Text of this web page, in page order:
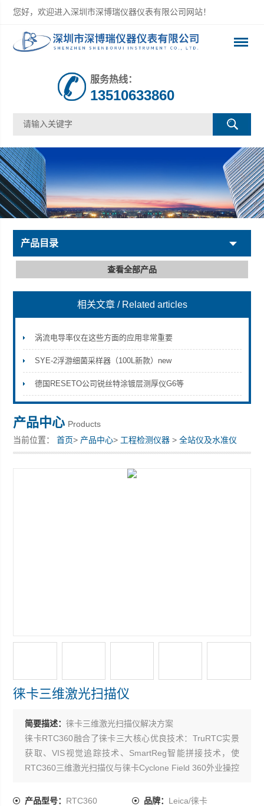
您好，欢迎进入深圳市深博瑞仪器仪表有限公司网站！
深圳市深博瑞仪器仪表有限公司
服务热线：
13510633860
产品目录
查看全部产品
相关文章 / Related articles
涡流电导率仪在这些方面的应用非常重要
SYE-2浮游细菌采样器（100L新款）new
德国RESETO公司锐丝特涂镀层测厚仪G6等
产品中心 Products
当前位置：首页> 产品中心> 工程检测仪器 >全站仪及水准仪
徕卡三维激光扫描仪
简要描述：徕卡三维激光扫描仪解决方案
徕卡RTC360融合了徕卡三大核心优良技术：TruRTC实景
获取、VIS视觉追踪技术、SmartReg智能拼接技术，使
RTC360三维激光扫描仪与徕卡Cyclone Field 360外业操控
一套智能、简单、高效、极速的三维激光扫描解决方案。
产品型号： RTC360 品牌： Leica/徕卡